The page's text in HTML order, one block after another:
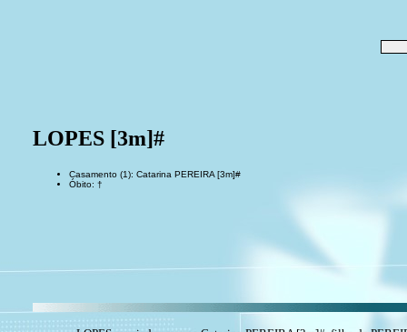
LOPES [3m]#
Casamento (1): Catarina PEREIRA [3m]#
Óbito: †